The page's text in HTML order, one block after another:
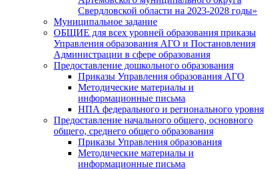
Свердловской области на 2023-2028 годы»
Муниципальное задание
ОБЩИЕ для всех уровней образования приказы
Управления образования АГО и Постановления
Администрации в сфере образования
Предоставление дошкольного образования
Приказы Управления образования АГО
Методические материалы и
информационные письма
НПА федерального и регионального уровня
Предоставление начального общего, основного
общего, среднего общего образования
Приказы Управления образования
Методические материалы и
информационные письма